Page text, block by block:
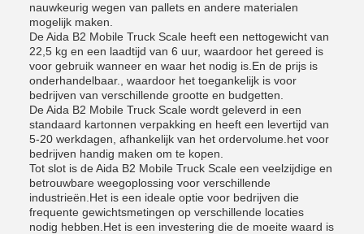
nauwkeurig wegen van pallets en andere materialen
mogelijk maken.
De Aida B2 Mobile Truck Scale heeft een nettogewicht van
22,5 kg en een laadtijd van 6 uur, waardoor het gereed is
voor gebruik wanneer en waar het nodig is.En de prijs is
onderhandelbaar., waardoor het toegankelijk is voor
bedrijven van verschillende grootte en budgetten.
De Aida B2 Mobile Truck Scale wordt geleverd in een
standaard kartonnen verpakking en heeft een levertijd van
5-20 werkdagen, afhankelijk van het ordervolume.het voor
bedrijven handig maken om te kopen.
Tot slot is de Aida B2 Mobile Truck Scale een veelzijdige en
betrouwbare weegoplossing voor verschillende
industrieën.Het is een ideale optie voor bedrijven die
frequente gewichtsmetingen op verschillende locaties
nodig hebben.Het is een investering die de moeite waard is